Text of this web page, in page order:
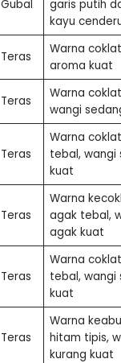
Gubal
garis putih
kayu
Teras
Warna
aroma kuat
Teras
Warna
wangi
Teras
Warna
tebal, wangi
kuat
Teras
Warna
agak tebal,
agak kuat
Teras
Warna
tebal, wangi
kuat
Teras
Warna
hitam tipis,
kurang kuat